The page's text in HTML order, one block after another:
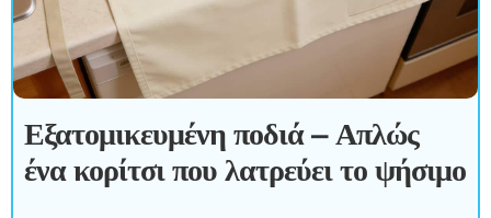
ξ
ε
σ
ο
Εξατομικευμένη ποδιά – Απλώς
ένα κορίτσι που λατρεύει το ψήσιμο